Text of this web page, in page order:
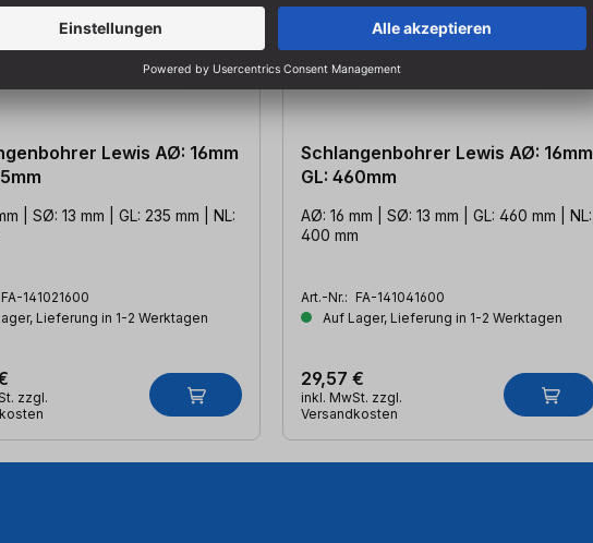
Lewis AØ: 16mm
| SØ: 13 mm | GL: 235 mm | NL:
FA-141021600
Lieferung in 1-2 Werktagen
zzgl.
Schlangenbohrer Lewis AØ: 16mm
GL: 460mm
AØ: 16 mm | SØ: 13 mm | GL: 460 mm | NL:
400 mm
Art.-Nr.: FA-141041600
Auf Lager, Lieferung in 1-2 Werktagen
29,57 €
inkl. MwSt. zzgl.
Versandkosten